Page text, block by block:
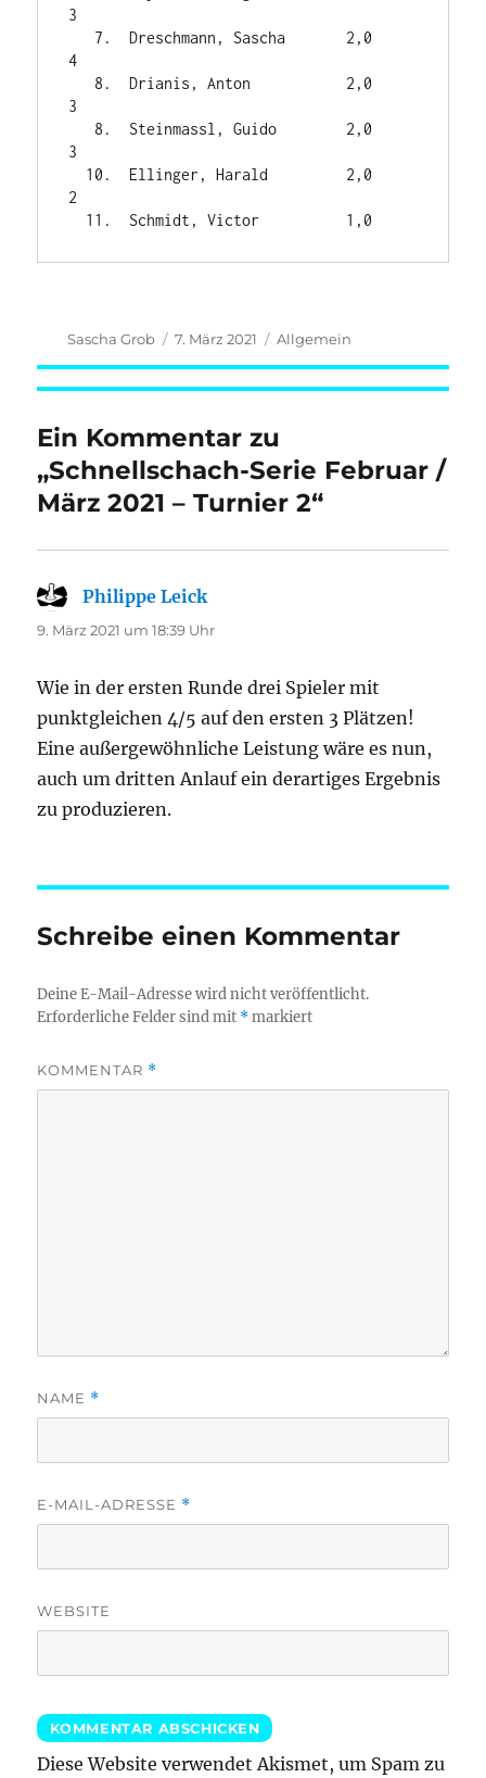
3
4
3
3
2
Autor
Sascha Grob
Veröffentlicht
am
7. März 2021 Kategorien
Allgemein
Ein Kommentar zu
„Schnellschach-Serie Februar /
März 2021 – Turnier 2“
Philippe Leicksagt:
9. März 2021 um 18:39 Uhr
Wie in der ersten Runde drei Spieler mit
punktgleichen 4/5 auf den ersten 3 Plätzen!
Eine außergewöhnliche Leistung wäre es nun,
auch um dritten Anlauf ein derartiges Ergebnis
zu produzieren.
Schreibe einen Kommentar
Deine E-Mail-Adresse wird nicht veröffentlicht.
Erforderliche Felder sind mit *markiert
KOMMENTAR *
NAME *
E-MAIL-ADRESSE *
WEBSITE
Diese Website verwendet Akismet, um Spam zu